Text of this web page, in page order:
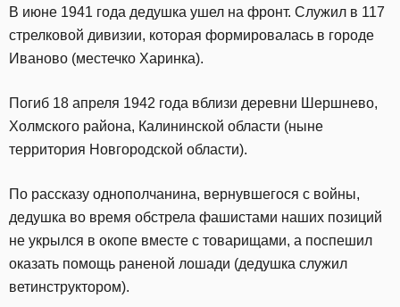
В июне 1941 года дедушка ушел на фронт. Служил в 117
стрелковой дивизии, которая формировалась в городе
Иваново (местечко Харинка).
Погиб 18 апреля 1942 года вблизи деревни Шершнево,
Холмского района, Калининской области (ныне
территория Новгородской области).
По рассказу однополчанина, вернувшегося с войны,
дедушка во время обстрела фашистами наших позиций
не укрылся в окопе вместе с товарищами, а поспешил
оказать помощь раненой лошади (дедушка служил
ветинструктором).